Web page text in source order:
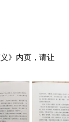
》内页，请让